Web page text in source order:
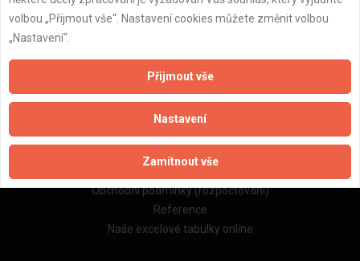
Důležité informace
Naše firmy a řemeslníci
Obchodní podmínky (rozpočtování)
Reference
Naše excelové tabulky online
volbou „Přijmout vše“. Nastavení cookies můžete změnit volbou
„Nastavení“.
Přijmout vše
Nastavení
Zamítnout vše